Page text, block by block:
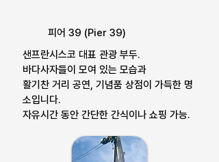
피어 39 (Pier 39)
샌프란시스코 대표 관광 부두.
바다사자들이 모여 있는 모습과
활기찬 거리 공연, 기념품 상점이 가득한 명
소입니다.
자유시간 동안 간단한 간식이나 쇼핑 가능.